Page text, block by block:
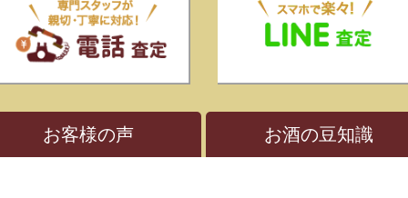
お客様の声 お酒の豆知識